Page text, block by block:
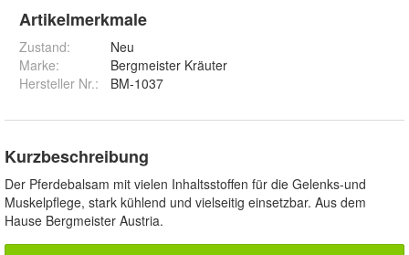
Artikelmerkmale
Zustand:
Neu
Marke:
Bergmeister Kräuter
Hersteller Nr.:
BM-1037
Kurzbeschreibung
Der Pferdebalsam mit vielen Inhaltsstoffen für die Gelenks-und
Muskelpflege, stark kühlend und vielseitig einsetzbar. Aus dem
Hause Bergmeister Austria.